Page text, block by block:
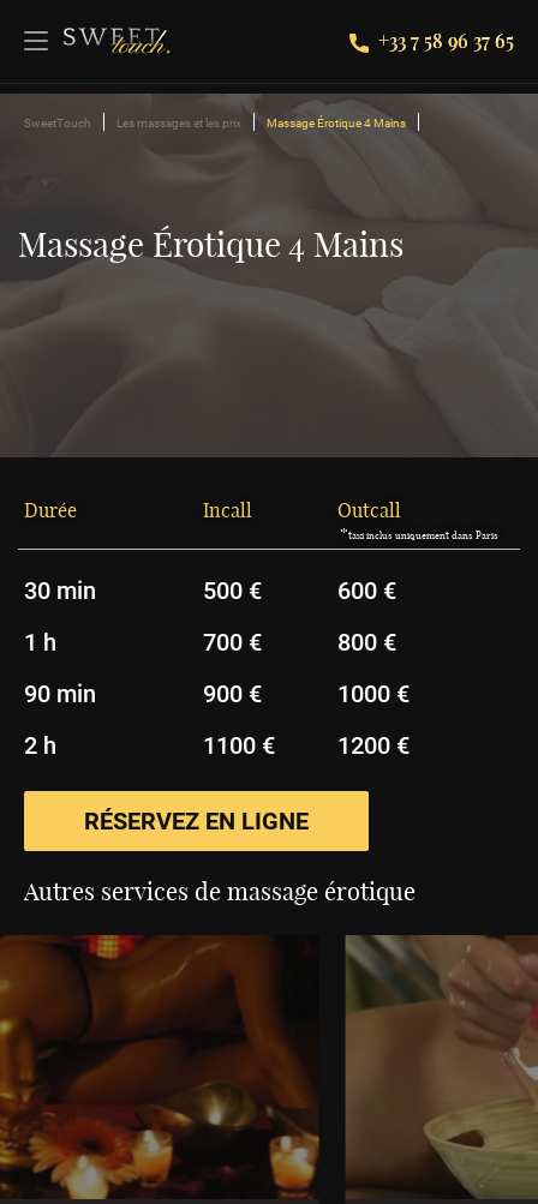
+33 7 58 96 37 65
SweetTouch Les massages et les prix Massage Érotique 4 Mains
Massage Érotique 4 Mains
Durée Incall Outcall
*taxi inclus uniquement dans Paris
30 min 500 €
600 €
1 h
700 €
800 €
90 min
900 €
1000 €
2 h
1100 € 1200 €
RÉSERVEZ EN LIGNE
Autres services de massage érotique